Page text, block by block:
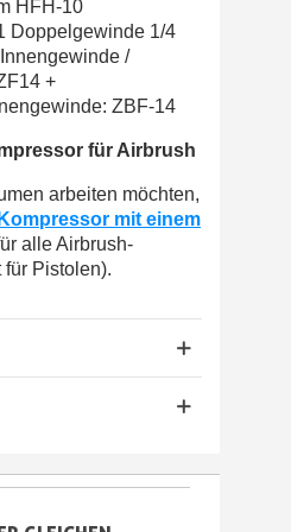
HFH-10
Doppelgewinde 1/4
/
+
ZBF-14
für Airbrush
arbeiten möchten,
mit einem
alle Airbrush-
Pistolen).